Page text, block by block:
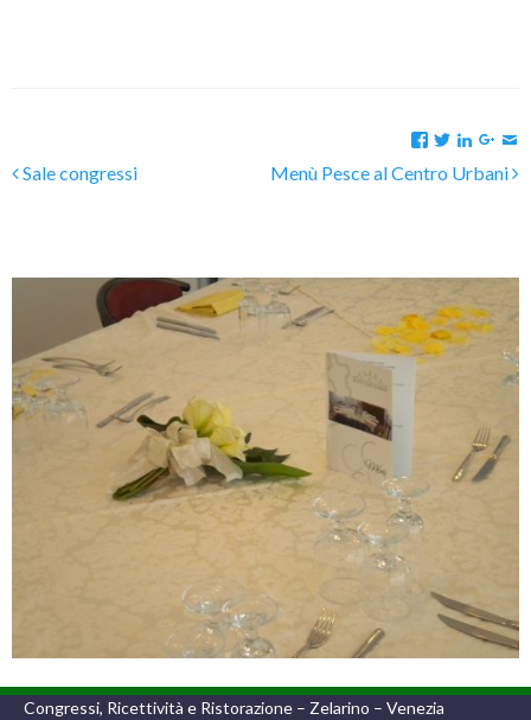
Sale congressi Menù Pesce al Centro Urbani
Congressi, Ricettività e Ristorazione – Zelarino – Venezia